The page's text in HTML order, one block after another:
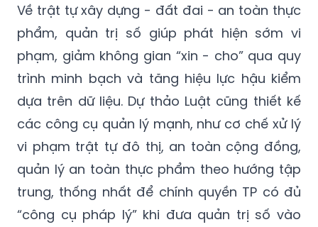
Về trật tự xây dựng - đất đai - an toàn thực
phẩm, quản trị số giúp phát hiện sớm vi
phạm, giảm không gian “xin - cho” qua quy
trình minh bạch và tăng hiệu lực hậu kiểm
dựa trên dữ liệu. Dự thảo Luật cũng thiết kế
các công cụ quản lý mạnh, như cơ chế xử lý
vi phạm trật tự đô thị, an toàn cộng đồng,
quản lý an toàn thực phẩm theo hướng tập
trung, thống nhất để chính quyền TP có đủ
“công cụ pháp lý” khi đưa quản trị số vào